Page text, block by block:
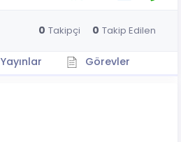
0 Takipçi 0 Takip Edilen
Yayınlar Görevler